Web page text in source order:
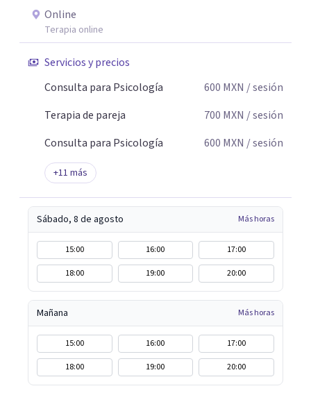
Online
Terapia online
Servicios y precios
Consulta para Psicología
600 MXN / sesión
Terapia de pareja
700 MXN / sesión
Consulta para Psicología
600 MXN / sesión
+11 más
Sábado, 8 de agosto Más horas
15:00 16:00
17:00
18:00
19:00 20:00
Mañana Más horas
15:00 16:00
17:00
18:00
19:00 20:00